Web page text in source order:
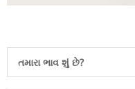
તમારા ભાવ શું છે?